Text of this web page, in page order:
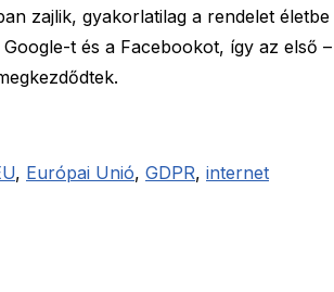
zajlik, gyakorlatilag a rendelet életbe
Google-t és a Facebookot, így az első –
, Európai Unió, GDPR, internet